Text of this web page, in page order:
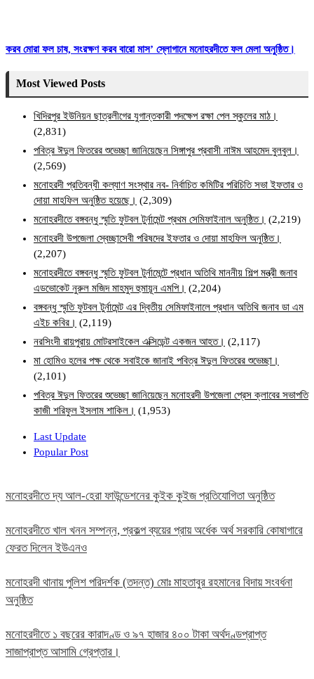
করব মোরা ফল চাষ, সংরক্ষণ করব বারো মাস’ স্লোগানে মনোহরদীতে ফল মেলা অনুষ্ঠিত।
Most Viewed Posts
খিদিরপুর ইউনিয়ন ছাত্রলীগের যুগান্তকারী পদক্ষেপ রক্ষা পেল স্কুলের মাঠ।
(2,831)
পবিত্র ঈদুল ফিতরের শুভেচ্ছা জানিয়েছেন সিঙ্গাপুর প্রবাসী নাঈম আহমেদ বুলবুল।
(2,569)
মনোহরদী প্রতিবন্ধী কল্যাণ সংস্থার নব- নির্বাচিত কমিটির পরিচিতি সভা ইফতার ও
দোয়া মাহফিল অনুষ্ঠিত হয়েছে। (2,309)
মনোহরদীতে বঙ্গবন্ধু স্মৃতি ফুটবল টুর্নামেন্ট প্রথম সেমিফাইনাল অনুষ্ঠিত। (2,219)
মনোহরদী উপজেলা স্বেচ্ছাসেবী পরিষদের ইফতার ও দোয়া মাহফিল অনুষ্ঠিত।
(2,207)
মনোহরদীতে বঙ্গবন্ধু স্মৃতি ফুটবল টুর্নামেন্টে প্রধান অতিথি মাননীয় শিল্প মন্ত্রী জনাব
এডভোকেট নুরুল মজিদ মাহমুদ হুমায়ূন এমপি। (2,204)
বঙ্গবন্ধু স্মৃতি ফুটবল টুর্নামেন্ট এর দ্বিতীয় সেমিফাইনালে প্রধান অতিথি জনাব ডা এম
এইচ কবির। (2,119)
নরসিংদী রায়পুরায় মোটরসাইকেল এক্সিডেন্ট একজন আহত। (2,117)
মা হোমিও হলের পক্ষ থেকে সবাইকে জানাই পবিত্র ঈদুল ফিতরের শুভেচ্ছা।
(2,101)
পবিত্র ঈদুল ফিতরের শুভেচ্ছা জানিয়েছেন মনোহরদী উপজেলা প্রেস ক্লাবের সভাপতি
কাজী শরিফুল ইসলাম শাকিল। (1,953)
Last Update
Popular Post
মনোহরদীতে দ্য আল-হেরা ফাউন্ডেশনের কুইক কুইজ প্রতিযোগিতা অনুষ্ঠিত
মনোহরদীতে খাল খনন সম্পন্ন, প্রকল্প ব্যয়ের প্রায় অর্ধেক অর্থ সরকারি কোষাগারে
ফেরত দিলেন ইউএনও
মনোহরদী থানায় পুলিশ পরিদর্শক (তদন্ত) মোঃ মাহতাবুর রহমানের বিদায় সংবর্ধনা
অনুষ্ঠিত
মনোহরদীতে ১ বছরের কারাদণ্ড ও ৯৭ হাজার ৪০০ টাকা অর্থদণ্ডপ্রাপ্ত
সাজাপ্রাপ্ত আসামি গ্রেপ্তার।